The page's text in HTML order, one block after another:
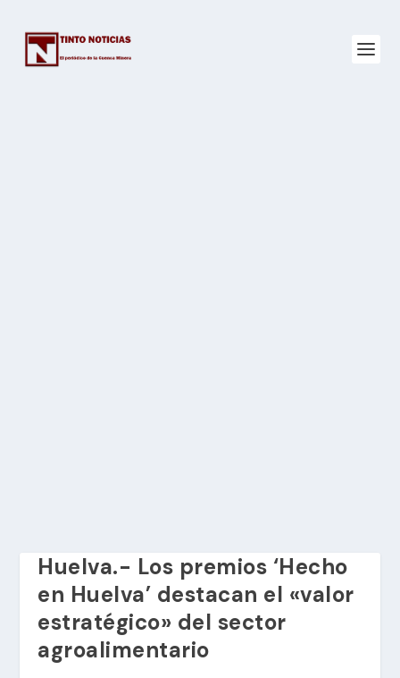
Huelva.- Los premios ‘Hecho
en Huelva’ destacan el «valor
estratégico» del sector
agroalimentario